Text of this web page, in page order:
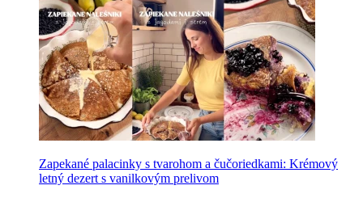
Zapekané palacinky s tvarohom a čučoriedkami: Krémový
letný dezert s vanilkovým prelivom